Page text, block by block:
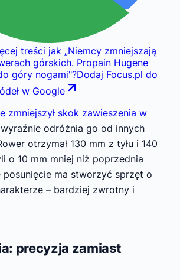
treści jak „Niemcy zmniejszają
górskich. Propain Hugene
góry nogami"?Dodaj Focus.pl do
w Google
zmniejszył skok zawieszenia w
odróżnia go od innych
otrzymał 130 mm z tyłu i 140
o 10 mm mniej niż poprzednia
posunięcie ma stworzyć sprzęt o
– bardziej zwrotny i
precyzja zamiast